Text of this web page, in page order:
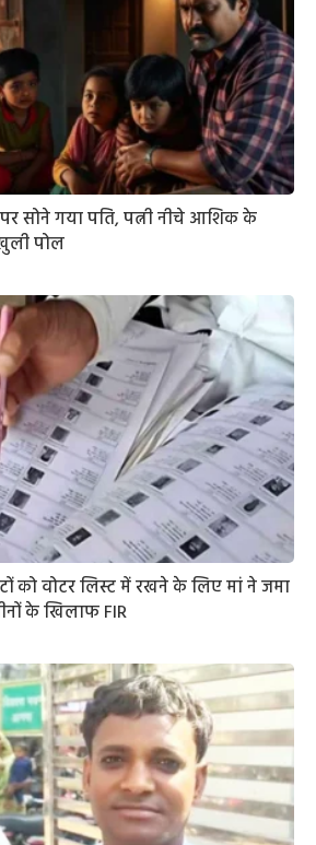
सोने गया पति, पत्नी नीचे आशिक के
पोल
को वोटर लिस्ट में रखने के लिए मां ने जमा
के खिलाफ FIR